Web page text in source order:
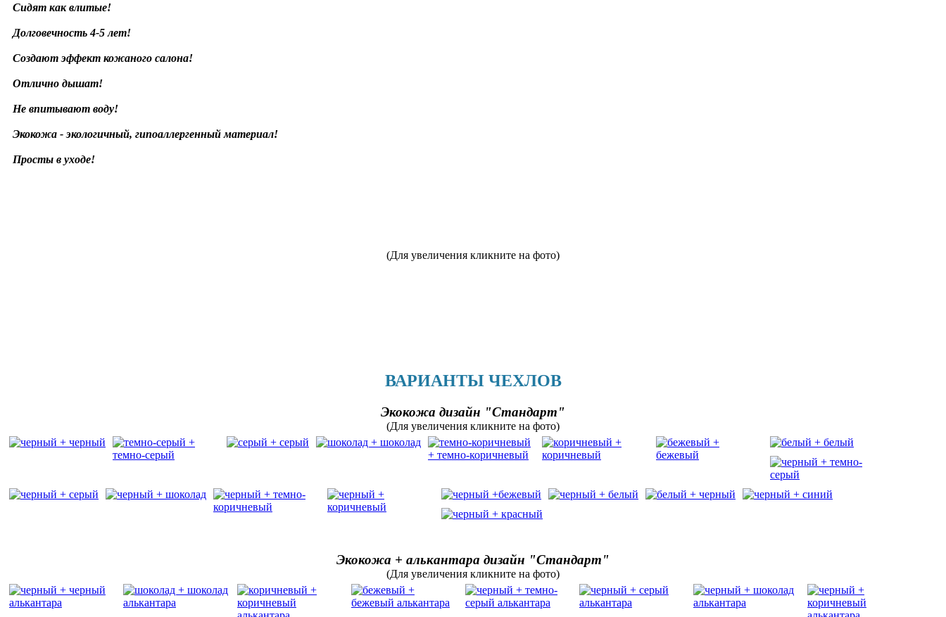
Сидят как влитые!
Долговечность 4-5 лет!
Создают эффект кожаного салона!
Отлично дышат!
Не впитывают воду!
Экокожа - экологичный, гипоаллергенный материал!
Просты в уходе!
(Для увеличения кликните на фото)
ВАРИАНТЫ ЧЕХЛОВ
Экокожа дизайн "Стандарт"
(Для увеличения кликните на фото)
Экокожа + алькантара дизайн "Стандарт"
(Для увеличения кликните на фото)